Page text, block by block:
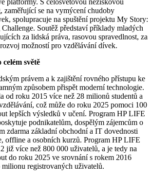
platformy. S celosvětovou neziskovou
zaměřující se na vymýcení chudoby
spolupracuje na spuštění projektu My Story:
Soutěž představí příklady mladých
za lidská práva, rasovou spravedlnost, za
možností pro vzdělávání dívek.
světě
právem a k zajištění rovného přístupu ke
způsobem přispět moderní technologie.
od roku 2015 více než 28 milionů studentů a
což může do roku 2025 pomoci 100
lepších výsledků v učení. Program HP LIFE
podnikatelům, dospělým zájemcům o
zdarma základní obchodní a IT dovednosti
offline a osobních kurzů. Program HP LIFE
již více než 800 000 uživatelů, a je tedy na
do roku 2025 ve srovnání s rokem 2016
registrovaných uživatelů.